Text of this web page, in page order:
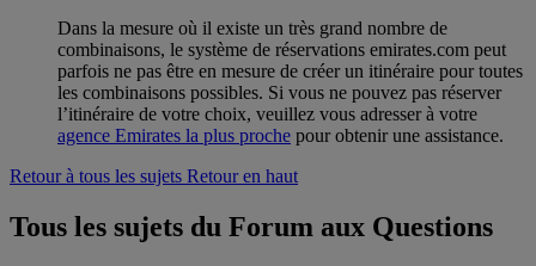
Dans la mesure où il existe un très grand nombre de
combinaisons, le système de réservations emirates.com peut
parfois ne pas être en mesure de créer un itinéraire pour toutes
les combinaisons possibles. Si vous ne pouvez pas réserver
l’itinéraire de votre choix, veuillez vous adresser à votre
agence Emirates la plus proche pour obtenir une assistance.
Retour à tous les sujets Retour en haut
Tous les sujets du Forum aux Questions